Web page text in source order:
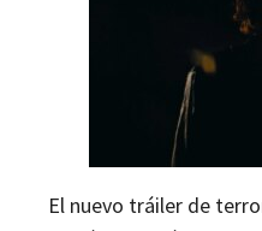
El nuevo tráiler de